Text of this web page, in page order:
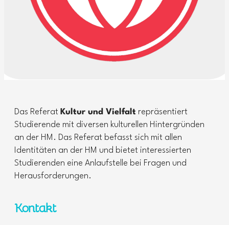
Das Referat Kultur und Vielfalt repräsentiert
Studierende mit diversen kulturellen Hintergründen
an der HM. Das Referat befasst sich mit allen
Identitäten an der HM und bietet interessierten
Studierenden eine Anlaufstelle bei Fragen und
Herausforderungen.
Kontakt